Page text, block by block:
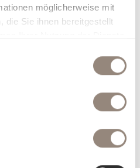
möglicherweise mit
die Sie ihnen bereitgestellt